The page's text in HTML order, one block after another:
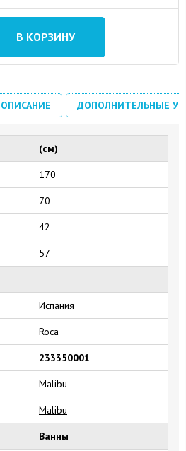
10 September 2024
В КОРЗИНУ
ОПИСАНИЕ ДОПОЛНИТЕЛЬНЫЕ
(см)
170
70
42
57
Испания
Roca
233350001
Malibu
Malibu
Ванны